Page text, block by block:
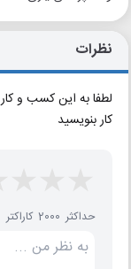
نظرات
لطفا به این کسب و
کار بنویسید
حداکثر 2000 کاراکتر